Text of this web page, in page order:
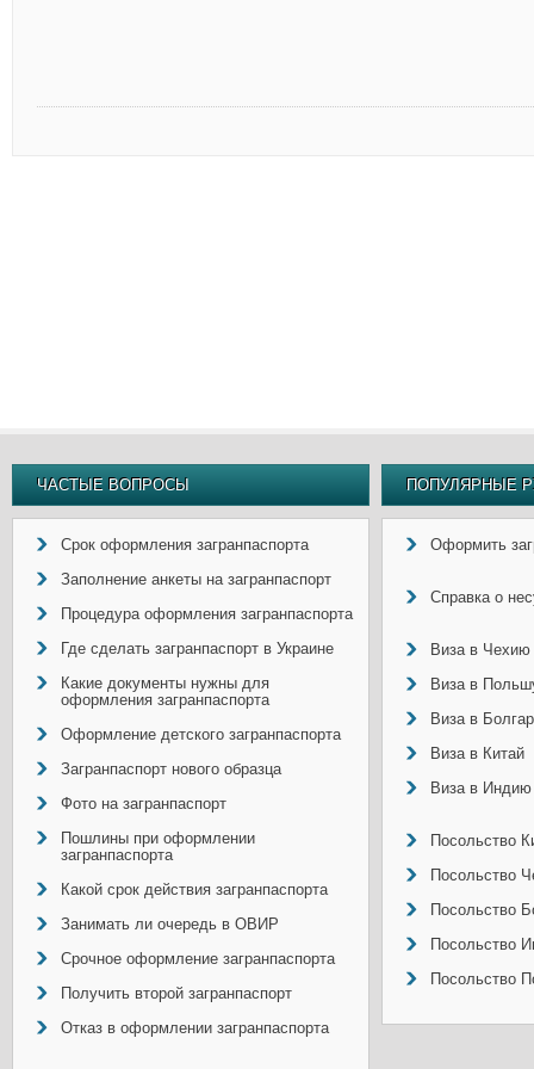
ЧАСТЫЕ ВОПРОСЫ
Срок оформления загранпаспорта
Заполнение анкеты на загранпаспорт
Процедура оформления загранпаспорта
Где сделать загранпаспорт в Украине
Какие документы нужны для
оформления загранпаспорта
Оформление детского загранпаспорта
Загранпаспорт нового образца
Фото на загранпаспорт
Пошлины при оформлении
загранпаспорта
Какой срок действия загранпаспорта
Занимать ли очередь в ОВИР
Срочное оформление загранпаспорта
Получить второй загранпаспорт
Отказ в оформлении загранпаспорта
ПОПУЛЯРНЫЕ
Оформить
Справка о
Виза в Чехию
Виза в
Виза в
Виза в Китай
Виза в Индию
Посольство
Посольство
Посольство
Посольство
Посольство